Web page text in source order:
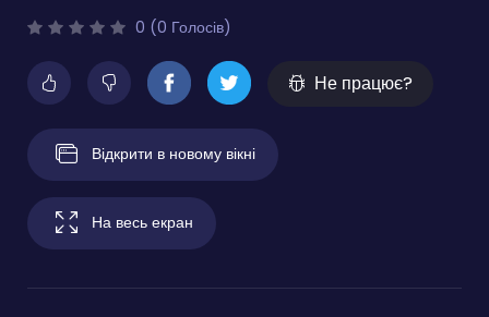
0 (0 Голосів)
Не працює?
Відкрити в новому вікні
На весь екран